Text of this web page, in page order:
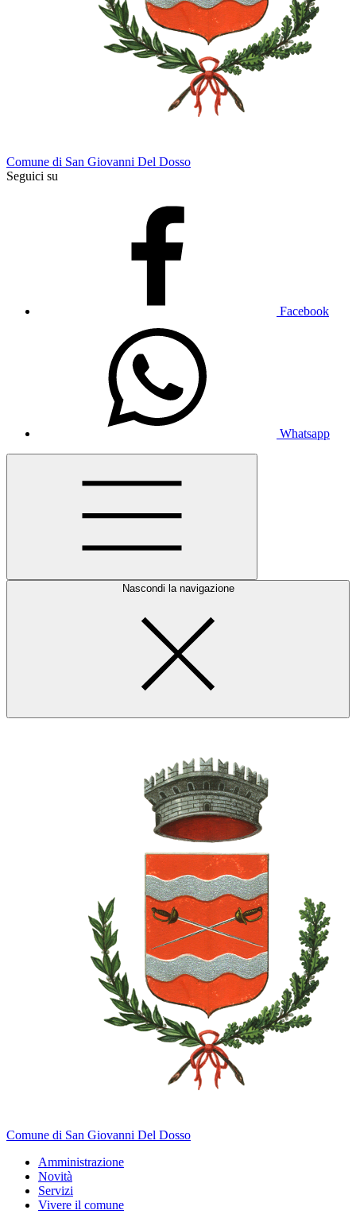
Comune di San Giovanni Del Dosso
Seguici su
Facebook
Whatsapp
Nascondi la navigazione
Comune di San Giovanni Del Dosso
Amministrazione
Novità
Servizi
Vivere il comune